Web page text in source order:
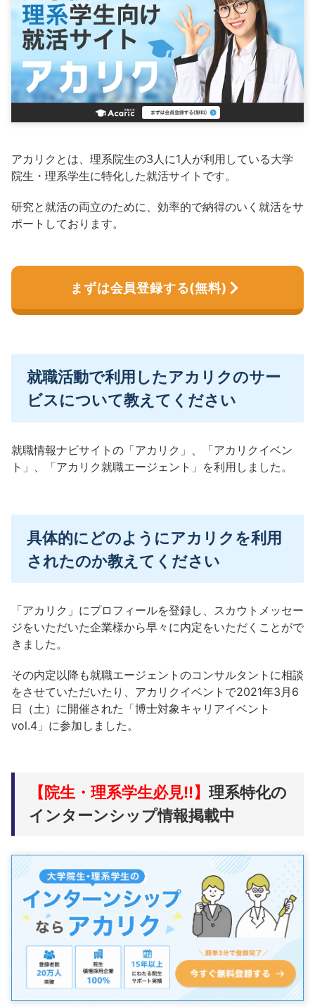
アカリクとは、理系院生の3人に1人が利用している大学
院生・理系学生に特化した就活サイトです。
研究と就活の両立のために、効率的で納得のいく就活をサ
ポートしております。
まずは会員登録する(無料)
就職活動で利用したアカリクのサー
ビスについて教えてください
就職情報ナビサイトの「アカリク」、「アカリクイベン
ト」、「アカリク就職エージェント」を利用しました。
具体的にどのようにアカリクを利用
されたのか教えてください
「アカリク」にプロフィールを登録し、スカウトメッセー
ジをいただいた企業様から早々に内定をいただくことがで
きました。
その内定以降も就職エージェントのコンサルタントに相談
をさせていただいたり、アカリクイベントで2021年3月6
日（土）に開催された「博士対象キャリアイベント
vol.4」に参加しました。
【院生・理系学生必見!!】 理系特化の
インターンシップ情報掲載中